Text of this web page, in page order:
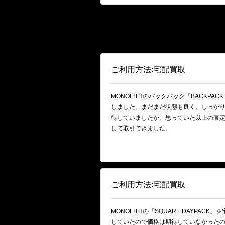
ご利用方法:宅配買取
MONOLITHのバックパック「
しました。まだまだ状態も良く、しっか
待していましたが、思っていた以上の査
して取引できました。
ご利用方法:宅配買取
MONOLITHの「SQUARE DAYPACK」
していたので価格は期待していなかった